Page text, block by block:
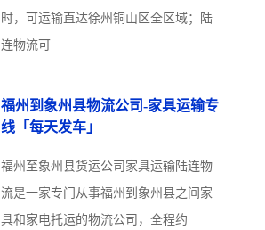
时，可运输直达徐州铜山区全区域；陆
连物流可
福州到象州县物流公司-家具运输专
线「每天发车」
福州至象州县货运公司家具运输陆连物
流是一家专门从事福州到象州县之间家
具和家电托运的物流公司，全程约